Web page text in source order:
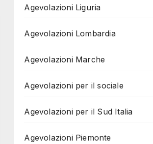
Agevolazioni Liguria
Agevolazioni Lombardia
Agevolazioni Marche
Agevolazioni per il sociale
Agevolazioni per il Sud Italia
Agevolazioni Piemonte